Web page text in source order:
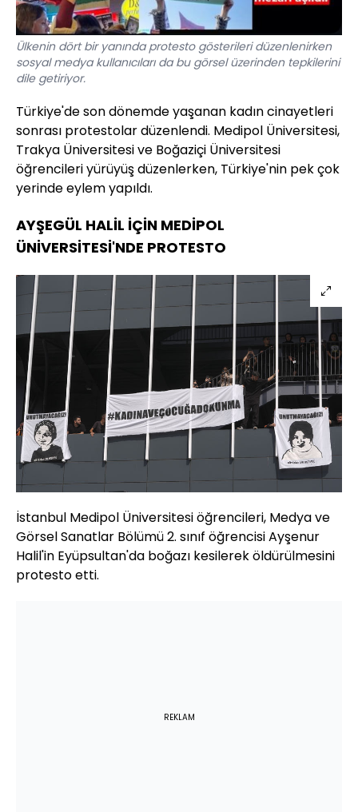
Ülkenin dört bir yanında protesto gösterileri düzenlenirken
sosyal medya kullanıcıları da bu görsel üzerinden tepkilerini
dile getiriyor.
Türkiye'de son dönemde yaşanan kadın cinayetleri
sonrası protestolar düzenlendi. Medipol Üniversitesi,
Trakya Üniversitesi ve Boğaziçi Üniversitesi
öğrencileri yürüyüş düzenlerken, Türkiye'nin pek çok
yerinde eylem yapıldı.
AYŞEGÜL HALİL İÇİN MEDİPOL
ÜNİVERSİTESİ'NDE PROTESTO
İstanbul Medipol Üniversitesi öğrencileri, Medya ve
Görsel Sanatlar Bölümü 2. sınıf öğrencisi Ayşenur
Halil'in Eyüpsultan'da boğazı kesilerek öldürülmesini
protesto etti.
REKLAM